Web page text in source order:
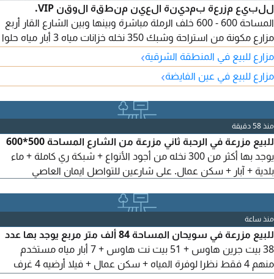
للبيع مزرعة بمدينة العين منطقة الوقن VIP.
المساحة 600 - 600 خلف الرملة مباشرة وبينها وبين الشارع القار أربع
مزارع مكونة من استراحة وشبك 350 نخله خزانات مياه 3 أبار مياه حلوا
مطلوب 650 ألف درهم قابلة للتفاوض التسجيل للاماراتيين
مزارع للبيع في المنطقة الشرقية›
مزارع للبيع في عين الفايضة›
منذ 58 دقيقة
للبيع مزرعة في الرحبة ثاني مزرعة من الشارع المساحة 500*600
يوجد بها أكثر من 300 نخله من أجود الأنواع + شبكة ري كاملة + ماء
بلدية + آبار + سكن عمال. على شارعين للتواصل ايمان العاصي
منذ ساعة
للبيع مزرعة في سويحان المساحة 84 ألف متر مربع يوجد بها عدد
38 بيت جرين هاوس + 51 بيت نت هاوس + 7 أبار مياه مستخدم
منهم 4 فقط نظرا لوفرة المياه + سكن عمال + فيلا أرضيه 4 غرف